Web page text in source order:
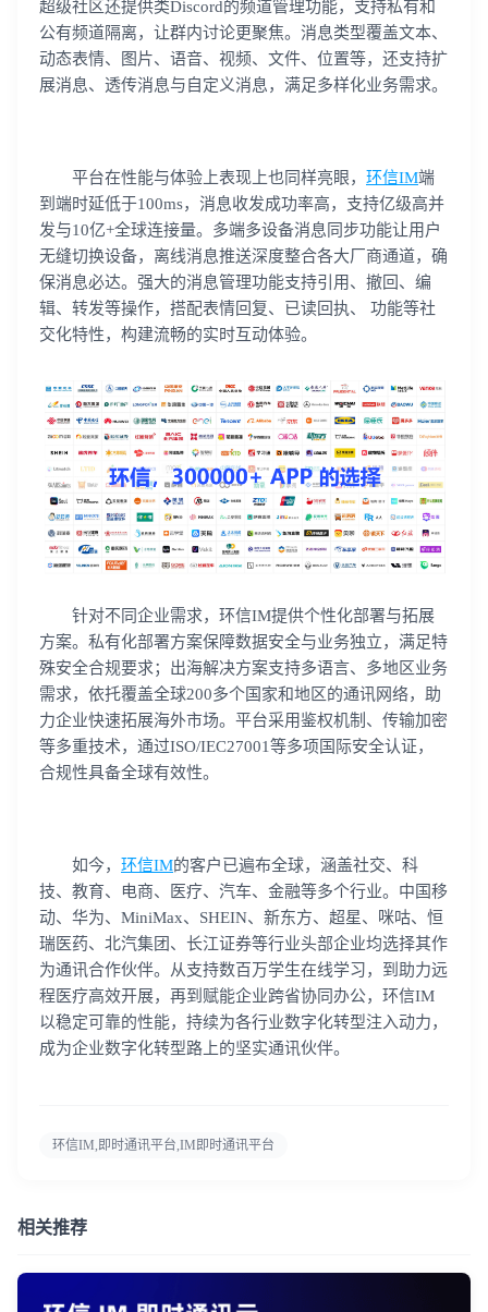
超级社区还提供类Discord的频道管理功能，支持私有和
公有频道隔离，让群内讨论更聚焦。消息类型覆盖文本、
动态表情、图片、语音、视频、文件、位置等，还支持扩
展消息、透传消息与自定义消息，满足多样化业务需求。
平台在性能与体验上表现上也同样亮眼， 环信IM端
到端时延低于100ms，消息收发成功率高，支持亿级高并
发与10亿+全球连接量。多端多设备消息同步功能让用户
无缝切换设备，离线消息推送深度整合各大厂商通道，确
保消息必达。强大的消息管理功能支持引用、撤回、编
辑、转发等操作，搭配表情回复、已读回执、 功能等社
交化特性，构建流畅的实时互动体验。
针对不同企业需求，环信IM提供个性化部署与拓展
方案。私有化部署方案保障数据安全与业务独立，满足特
殊安全合规要求；出海解决方案支持多语言、多地区业务
需求，依托覆盖全球200多个国家和地区的通讯网络，助
力企业快速拓展海外市场。平台采用鉴权机制、传输加密
等多重技术，通过ISO/IEC27001等多项国际安全认证，
合规性具备全球有效性。
如今， 环信IM的客户已遍布全球，涵盖社交、科
技、教育、电商、医疗、汽车、金融等多个行业。中国移
动、华为、MiniMax、SHEIN、新东方、超星、咪咕、恒
瑞医药、北汽集团、长江证券等行业头部企业均选择其作
为通讯合作伙伴。从支持数百万学生在线学习，到助力远
程医疗高效开展，再到赋能企业跨省协同办公，环信IM
以稳定可靠的性能，持续为各行业数字化转型注入动力，
成为企业数字化转型路上的坚实通讯伙伴。
环信IM,即时通讯平台,IM即时通讯平台
相关推荐